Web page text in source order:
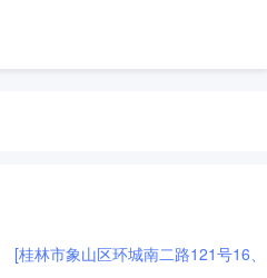
[桂林市象山区环城南二路121号16